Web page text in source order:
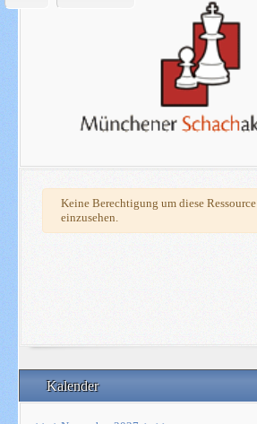
Kalender
Warnung
Keine Berechtigung um diese Ressource
einzusehen.